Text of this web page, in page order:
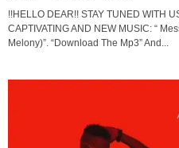
!!HELLO DEAR!! STAY TUNED WITH
CAPTIVATING AND NEW MUSIC: “
Melony)”. “Download The Mp3” And...